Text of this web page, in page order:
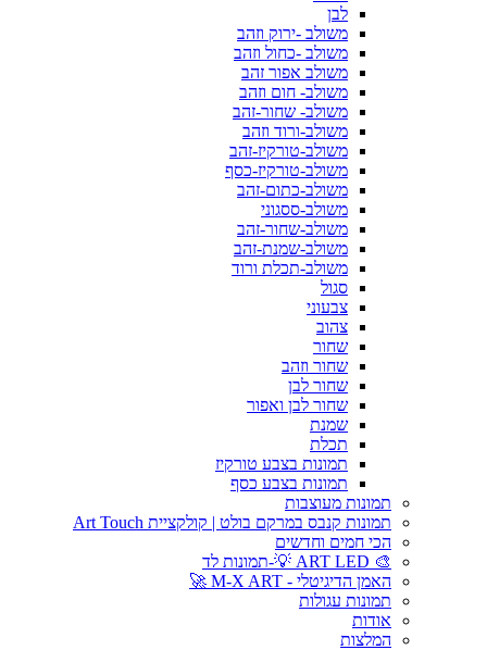
לבן
משולב -ירוק וזהב
משולב -כחול וזהב
משולב אפור זהב
משולב- חום וזהב
משולב- שחור-זהב
משולב-ורוד וזהב
משולב-טורקיז-זהב
משולב-טורקיז-כסף
משולב-כתום-זהב
משולב-ססגוני
משולב-שחור-זהב
משולב-שמנת-זהב
משולב-תכלת ורוד
סגול
צבעוני
צהוב
שחור
שחור וזהב
שחור לבן
שחור לבן ואפור
שמנת
תכלת
תמונות בצבע טורקיז
תמונות בצבע כסף
תמונות מעוצבות
תמונות קנבס במרקם בולט | קולקציית Art Touch
הכי חמים וחדשים
🎨 ART LED 💡-תמונות לד
האמן הדיגיטלי - M-X ART 🚀
תמונות עגולות
אודות
המלצות